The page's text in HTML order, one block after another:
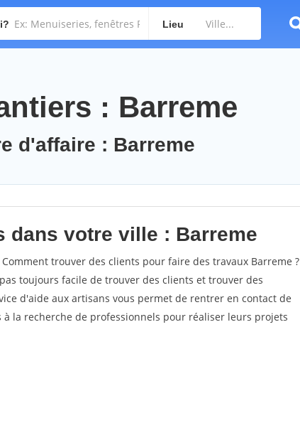
Lieu
: Barreme
d'affaire : Barreme
dans votre ville : Barreme
trouver des clients pour faire des travaux Barreme ?
toujours facile de trouver des clients et trouver des
d'aide aux artisans vous permet de rentrer en contact de
la recherche de professionnels pour réaliser leurs projets